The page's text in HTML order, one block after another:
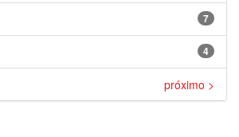
7
4
próximo >